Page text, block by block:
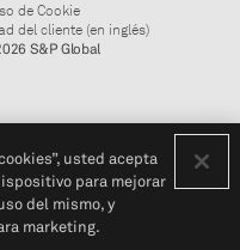
de Cookie
del cliente (en inglés)
S&P Global
usted acepta
para mejorar
del mismo, y
marketing.